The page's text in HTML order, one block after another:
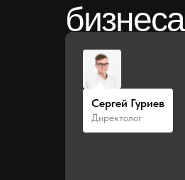
бизнеса
Сергей Гуриев
Директолог